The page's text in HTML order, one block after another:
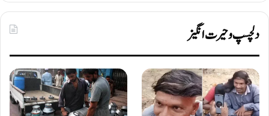
دلچسپ و حیرت انگیز